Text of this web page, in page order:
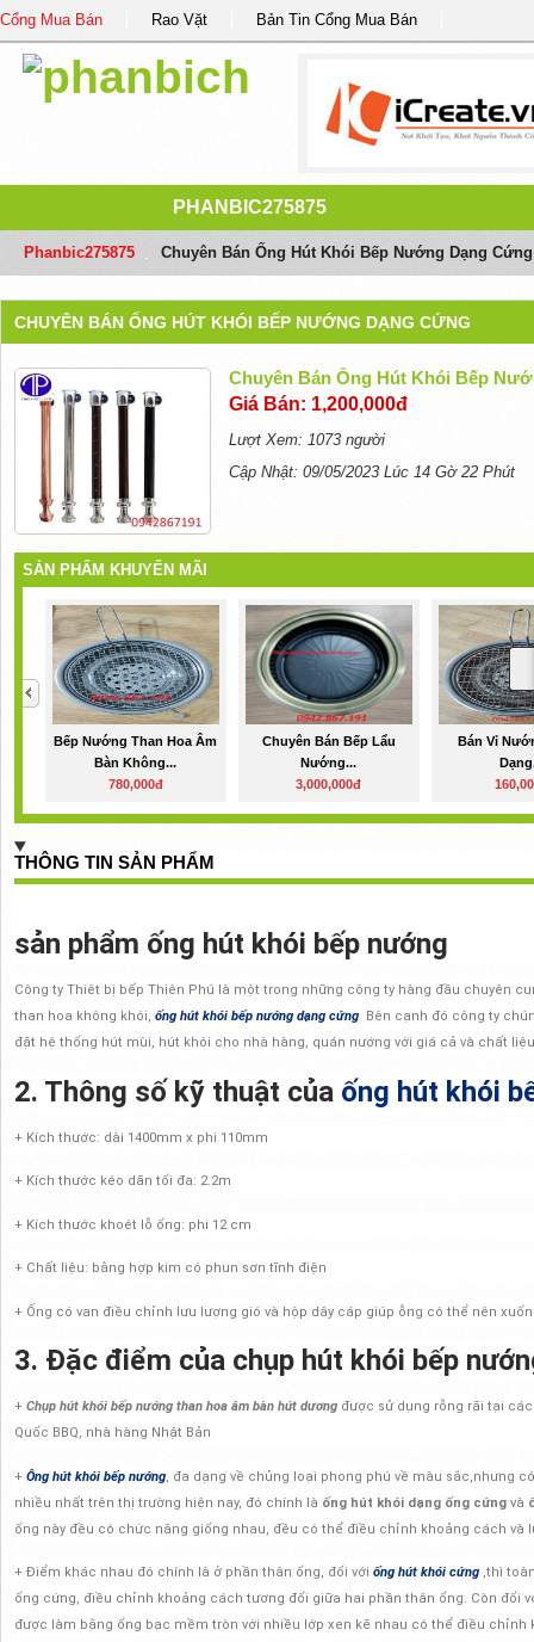
Cổng Mua Bán Rao Vặt Bản Tin Cổng Mua Bán
PHANBIC275875
Phanbic275875 Chuyên Bán Ống Hút Khói Bếp Nướng Dạng Cứng
CHUYÊN BÁN ỐNG HÚT KHÓI BẾP NƯỚNG DẠNG CỨNG
Chuyên Bán Ống Hút Khói Bếp
Giá Bán: 1,200,000đ
Lượt Xem: 1073 người
Cập Nhật: 09/05/2023 Lúc 14 Gờ 22 Phút
SẢN PHẨM KHUYẾN MÃI
Bếp Nướng Than Hoa Âm
Bàn Không...
780,000đ
Chuyên Bán Bếp Lẩu
Nướng...
3,000,000đ
Bán Vỉ
THÔNG TIN SẢN PHẨM
sản phẩm ống hút khói bếp nướng
Công ty Thiêt bị bếp Thiên Phú là một trong những công ty hàng đầu chuyên
than hoa không khói, ống hút khói bếp nướng dạng cứng
Bên cạnh đó công ty
đặt hệ thống hút mùi, hút khói cho nhà hàng, quán nướng với giá cả và chất
2. Thông số kỹ thuật của ống hút khói
+ Kích thước: dài 1400mm x phi 110mm
+ Kích thước kéo dãn tối đa: 2.2m
+ Kích thước khoét lỗ ống: phi 12 cm
+ Chất liệu: bằng hợp kim có phun sơn tĩnh điện
+ Ống có van điều chỉnh lưu lượng gió và hộp dây cáp giúp ỗng có thể nên
3. Đặc điểm của chụp hút khói bếp
+ Chụp hút khói bếp nướng than hoa âm bàn hút dươngđược sử dụng rỗng rãi tại
Quốc BBQ, nhà hàng Nhật Bản
+ Ông hút khói bếp nướng, đa dạng về chủng loại phong phú về màu sắc,nhưng
nhiều nhất trên thị trường hiện nay, đó chính là ống hút khói dạng ống cứngvà
ống này đều có chức năng giống nhau, đều có thể điều chỉnh khoảng cách và
+ Điểm khác nhau đó chính là ở phần thân ống, đối với ống hút khói cứng,thì
ống cứng, điều chỉnh khoảng cách tương đối giữa hai phần thân ống. Còn đối
được làm bằng ống bạc mềm tròn với nhiều lớp xen kẽ nhau có thể điều